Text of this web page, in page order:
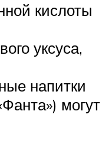
кислоты
уксуса,
напитки
могут